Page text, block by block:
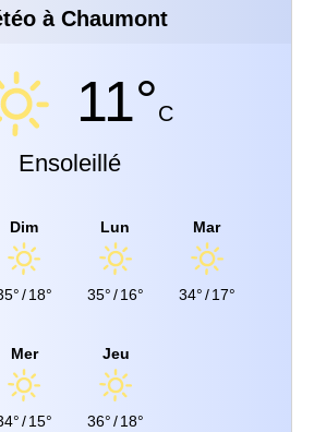
à Chaumont
11°C
Ensoleillé
Dim
/ 18°
Lun
35°/ 16°
Mar
34°/ 17°
Mer
/15°
Jeu
36°/18°